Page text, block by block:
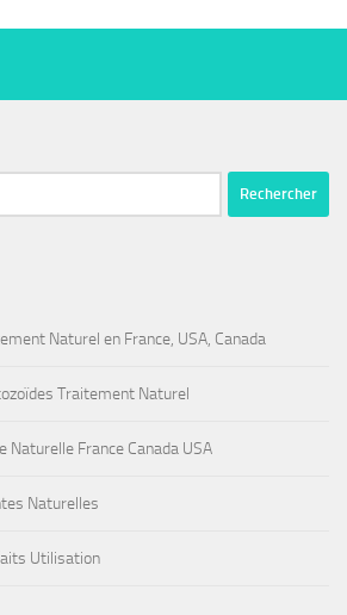
Naturel en France, USA, Canada
Traitement Naturel
Naturelle France Canada USA
Naturelles
Utilisation